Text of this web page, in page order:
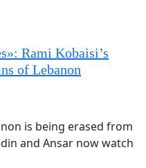
Rami Kobaisi’s
of Lebanon
is being erased from
and Ansar now watch